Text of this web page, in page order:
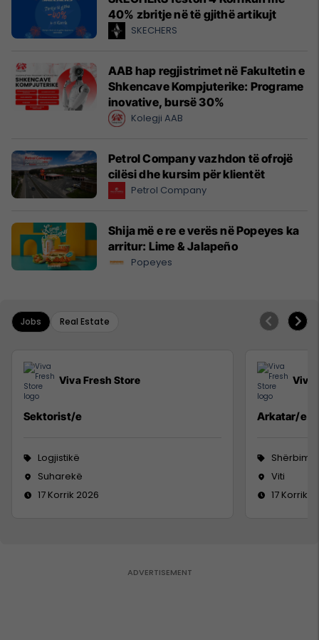
40% zbritje në të gjithë artikujt
SKECHERS
AAB hap regjistrimet në Fakultetin e
Shkencave Kompjuterike: Programe
inovative, bursë 30%
Kolegji AAB
Petrol Company vazhdon të ofrojë
cilësi dhe kursim për klientët
Petrol Company
Shija më e re e verës në Popeyes ka
arritur: Lime & Jalapeño
Popeyes
Jobs Real Estate
Viva Fresh Store
Sektorist/e
Logjistikë
Suharekë
17 Korrik 2026
Viva
Arkatar/e
Viti
17 Korrik